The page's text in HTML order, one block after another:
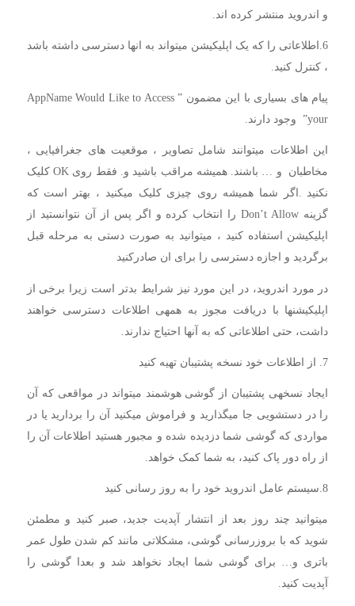
و اندروید منتشر کرده اند.
6.اطلاعاتی را که یک اپلیکیشن میتواند به انها دسترسی داشته باشد
، کنترل کنید.
پیام های بسیاری با این مضمون ” AppName Would Like to Access
your” وجود دارند.
این اطلاعات میتوانند شامل تصاویر ، موقعیت های جغرافیایی ،
مخاطبان و … باشند. همیشه مراقب باشید و. فقط روی OK کلیک
نکنید .اگر شما همیشه روی چیزی کلیک میکنید ، بهتر است که
گزینه Don’t Allow را انتخاب کرده و اگر پس از آن نتوانستید از
اپلیکیشن استفاده کنید ، میتوانید به صورت دستی به مرحله قبل
برگردید و اجازه دسترسی را برای ان صادرکنید
در مورد اندروید، در این مورد نیز شرایط بدتر است زیرا برخی از
اپلیکیشنها با دریافت مجوز به همهی اطلاعات دسترسی خواهند
داشت، حتی اطلاعاتی که به آنها احتیاج ندارند.
7. از اطلاعات خود نسخه پشتیبان تهیه کنید
ایجاد نسخهی پشتیبان از گوشی هوشمند میتواند در مواقعی که آن
را در دستشویی جا میگذارید و فراموش میکنید آن را بردارید یا در
مواردی که گوشی شما دزدیده شده و مجبور هستید اطلاعات آن را
از راه دور پاک کنید، به شما کمک خواهد.
8.سیستم عامل اندروید خود را به روز رسانی کنید
میتوانید چند روز بعد از انتشار آپدیت جدید، صبر کنید و مطمئن
شوید که با بروزرسانی گوشی، مشکلاتی مانند کم شدن طول عمر
باتری و… برای گوشی شما ایجاد نخواهد شد و بعدا گوشی را
آپدیت کنید.